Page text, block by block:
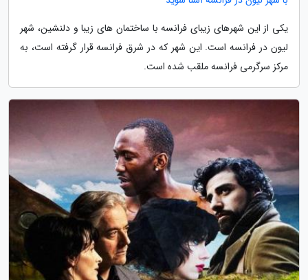
یکی از این شهرهای زیبای فرانسه با ساختمان های زیبا و دلنشین، شهر
لیون در فرانسه است. این شهر که در شرق فرانسه قرار گرفته است، به
مرکز سرگرمی فرانسه ملقب شده است.